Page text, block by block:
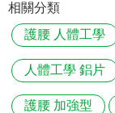
相關分類
護腰 人體工學
人體工學 鋁片
護腰 加強型